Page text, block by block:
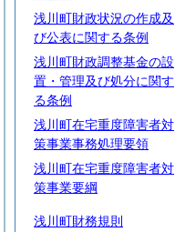
浅川町財政状況の作成及
び公表に関する条例
浅川町財政調整基金の設
置・管理及び処分に関す
る条例
浅川町在宅重度障害者対
策事業事務処理要領
浅川町在宅重度障害者対
策事業要綱
浅川町財務規則